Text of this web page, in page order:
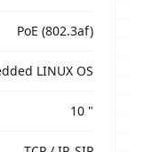
PoE (802.3af)
LINUX OS
10 "